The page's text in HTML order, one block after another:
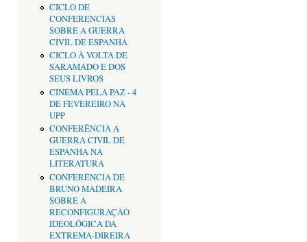
CICLO DE
CONFERENCIAS
SOBRE A GUERRA
CIVIL DE ESPANHA
CICLO À VOLTA DE
SARAMADO E DOS
SEUS LIVROS
CINEMA PELA PAZ - 4
DE FEVEREIRO NA
UPP
CONFERÊNCIA A
GUERRA CIVIL DE
ESPANHA NA
LITERATURA
CONFERÊNCIA DE
BRUNO MADEIRA
SOBRE A
RECONFIGURAÇÂO
IDEOLÓGICA DA
EXTREMA-DIREIRA